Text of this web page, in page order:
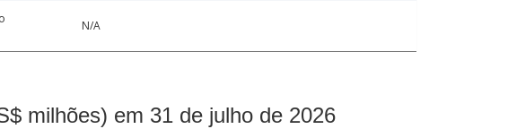
N/A
milhões) em 31 de julho de 2026